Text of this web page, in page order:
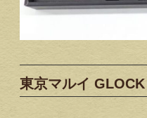
東京マルイ